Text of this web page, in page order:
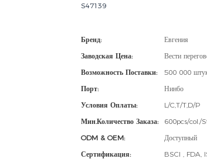
S47139
Бренд:
Евгения
Заводская Цена:
Вести
Возможность Поставки:
500 000
Порт:
Нинбо
Условия Оплаты:
L/C,T/T,D/P
Мин.количество Заказа:
600pcs/col./
ODM & OEM:
Доступный
Сертификация:
BSCI , FDA,